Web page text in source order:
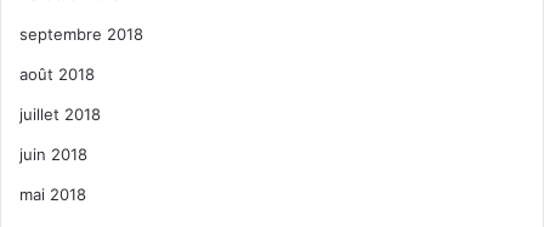
septembre 2018
août 2018
juillet 2018
juin 2018
mai 2018